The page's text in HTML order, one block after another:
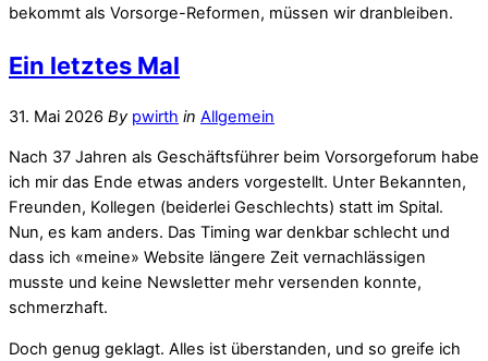
bekommt als Vorsorge-Reformen, müssen wir dranbleiben.
Ein letztes Mal
31. Mai 2026 By pwirth in Allgemein
Nach 37 Jahren als Geschäftsführer beim Vorsorgeforum habe
ich mir das Ende etwas anders vorgestellt. Unter Bekannten,
Freunden, Kollegen (beiderlei Geschlechts) statt im Spital.
Nun, es kam anders. Das Timing war denkbar schlecht und
dass ich «meine» Website längere Zeit vernachlässigen
musste und keine Newsletter mehr versenden konnte,
schmerzhaft.
Doch genug geklagt. Alles ist überstanden, und so greife ich